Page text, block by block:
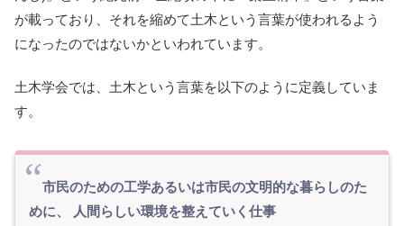
が載っており、それを縮めて土木という言葉が使われるよう
になったのではないかといわれています。
土木学会では、土木という言葉を以下のように定義していま
す。
市民のための工学あるいは市民の文明的な暮らしのた
めに、 人間らしい環境を整えていく仕事